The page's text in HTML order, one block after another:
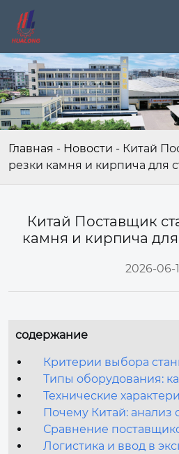
Главная - Новости - Китай
резки камня и кирпича для
Китай Поставщик
камня и кирпича для
2026-06-
содержание
Критерии выбора
Типы оборудования:
Технические
Почему Китай: анализ
Сравнение
Логистика и ввод в